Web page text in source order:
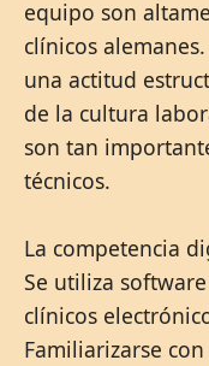
equipo son
clínicos
una actitud
de la cultura
son tan
técnicos.
La competencia
Se utiliza
clínicos
Familiarizarse